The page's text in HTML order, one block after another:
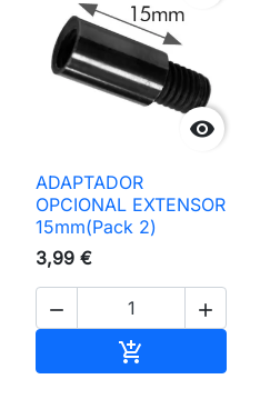

ADAPTADOR
OPCIONAL EXTENSOR
15mm(Pack 2)
3,99 €
 
